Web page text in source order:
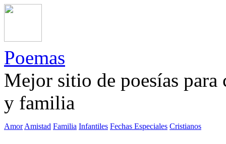
Poemas
Mejor sitio de poesías
y familia
Amor Amistad Familia Infantiles Fechas Especiales Cristianos